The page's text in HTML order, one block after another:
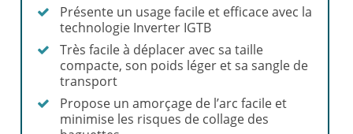
Présente un usage facile et efficace avec la
technologie Inverter IGTB
Très facile à déplacer avec sa taille
compacte, son poids léger et sa sangle de
transport
Propose un amorçage de l’arc facile et
minimise les risques de collage des